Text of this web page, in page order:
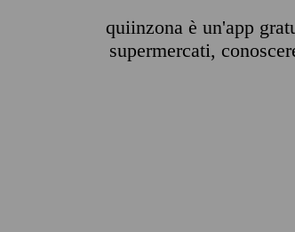
quiinzona è un'app
supermercati,